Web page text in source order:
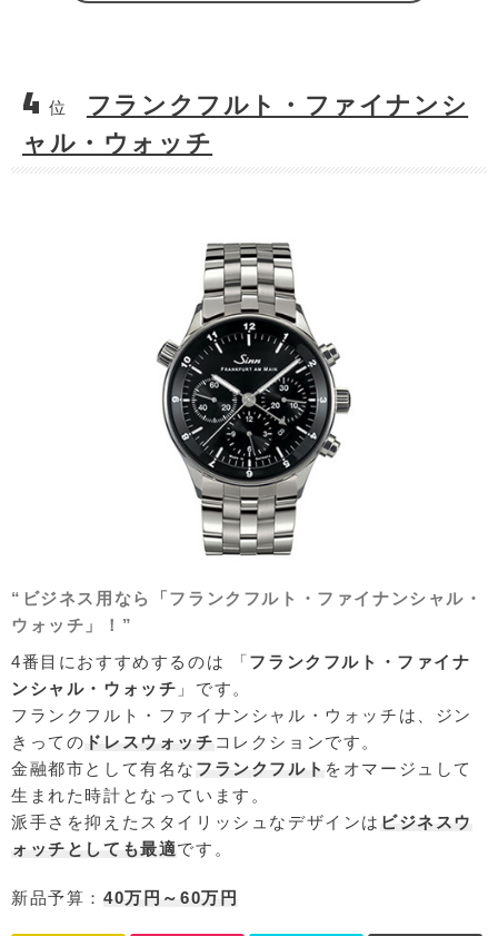
4 位
フランクフルト・ファイナンシ
ャル・ウォッチ
“ビジネス用なら「フランクフルト・ファイナンシャル・
ウォッチ」！”
4番目におすすめするのは 「フランクフルト・ファイナ
ンシャル・ウォッチ 」です。
フランクフルト・ファイナンシャル・ウォッチは、ジン
きっての ドレスウォッチ コレクションです。
金融都市として有名な フランクフルト をオマージュして
生まれた時計となっています。
派手さを抑えたスタイリッシュなデザインは ビジネスウ
ォッチとしても最適です。
新品予算： 40万円～60万円